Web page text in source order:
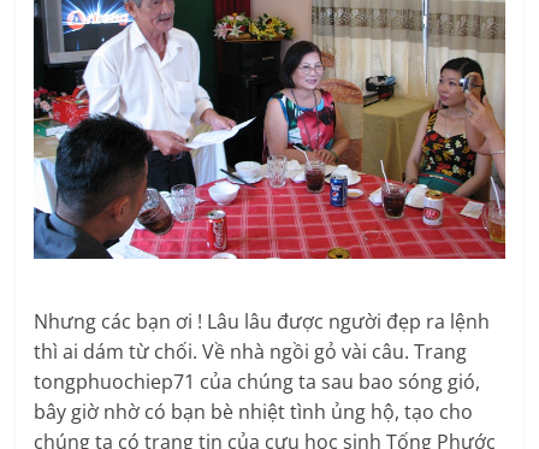
Nhưng các bạn ơi ! Lâu lâu được người đẹp ra lệnh
thì ai dám từ chối. Về nhà ngồi gỏ vài câu. Trang
tongphuochiep71 của chúng ta sau bao sóng gió,
bây giờ nhờ có bạn bè nhiệt tình ủng hộ, tạo cho
chúng ta có trang tin của cựu học sinh Tống Phước